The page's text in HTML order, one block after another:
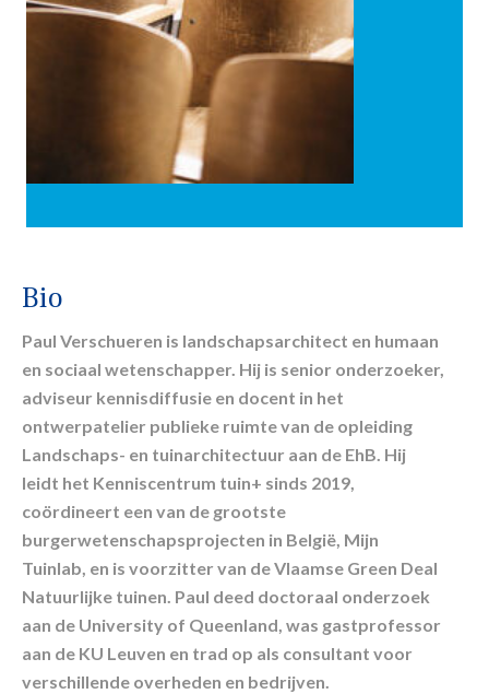
Bio
Paul Verschueren is landschapsarchitect en humaan
en sociaal wetenschapper. Hij is senior onderzoeker,
adviseur kennisdiffusie en docent in het
ontwerpatelier publieke ruimte van de opleiding
Landschaps- en tuinarchitectuur aan de EhB. Hij
leidt het Kenniscentrum tuin+ sinds 2019,
coördineert een van de grootste
burgerwetenschapsprojecten in België, Mijn
Tuinlab, en is voorzitter van de Vlaamse Green Deal
Natuurlijke tuinen. Paul deed doctoraal onderzoek
aan de University of Queenland, was gastprofessor
aan de KU Leuven en trad op als consultant voor
verschillende overheden en bedrijven.